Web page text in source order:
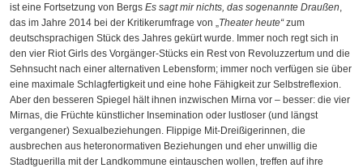
ist eine Fortsetzung von Bergs Es sagt mir nichts, das sogenannte Draußen
das im Jahre 2014 bei der Kritikerumfrage von „ Theater heute“zum
deutschsprachigen Stück des Jahres gekürt wurde. Immer noch regt sich in
den vier Riot Girls des Vorgänger-Stücks ein Rest von Revoluzzertum und die
Sehnsucht nach einer alternativen Lebensform; immer noch verfügen sie über
eine maximale Schlagfertigkeit und eine hohe Fähigkeit zur Selbstreflexion.
Aber den besseren Spiegel hält ihnen inzwischen Mirna vor – besser: die vier
Mirnas, die Früchte künstlicher Insemination oder lustloser (und längst
vergangener) Sexualbeziehungen. Flippige Mit-Dreißigerinnen, die
ausbrechen aus heteronormativen Beziehungen und eher unwillig die
Stadtguerilla mit der Landkommune eintauschen wollen, treffen auf ihre